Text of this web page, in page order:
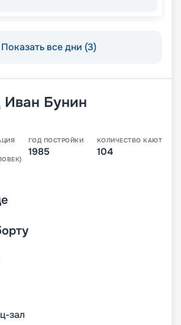
Показать все дни (3)
Иван Бунин
ГОД ПОСТРОЙКИ
1985
КОЛИЧЕСТВО КАЮТ
104
зал